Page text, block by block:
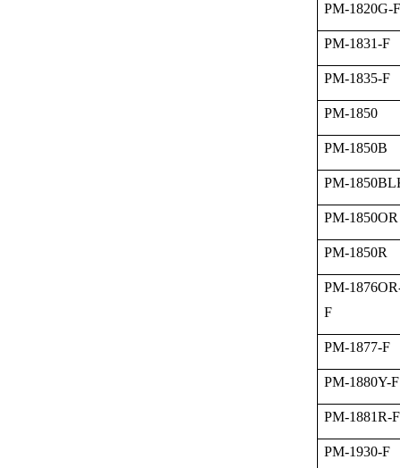
PM-1820G-F
PM-1831-F
PM-1835-F
PM-1850
PM-1850B
PM-
PM-1850OR
PM-1850R
PM-
F
PM-1877-F
PM-1880Y-F
PM-1881R-F
PM-1930-F